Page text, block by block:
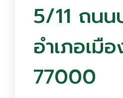
5/11 ถนน
อำเภอเมื
77000